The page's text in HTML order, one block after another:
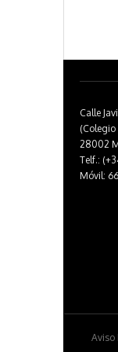
Calle
28002
Telf.:
Móvil:
Aviso